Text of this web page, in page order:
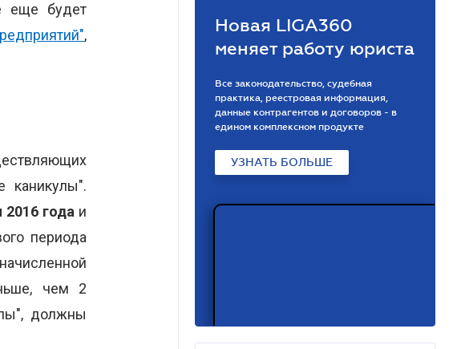
еще будет
,
каникулы".
2016 года и
периода
чем 2
должны
Новая LIGA360
меняет работу юриста
Все законодательство, судебная
практика, реестровая информация,
данные контрагентов и договоров - в
едином комплексном продукте
УЗНАТЬ БОЛЬШЕ